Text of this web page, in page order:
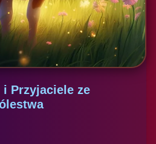
i Przyjaciele ze